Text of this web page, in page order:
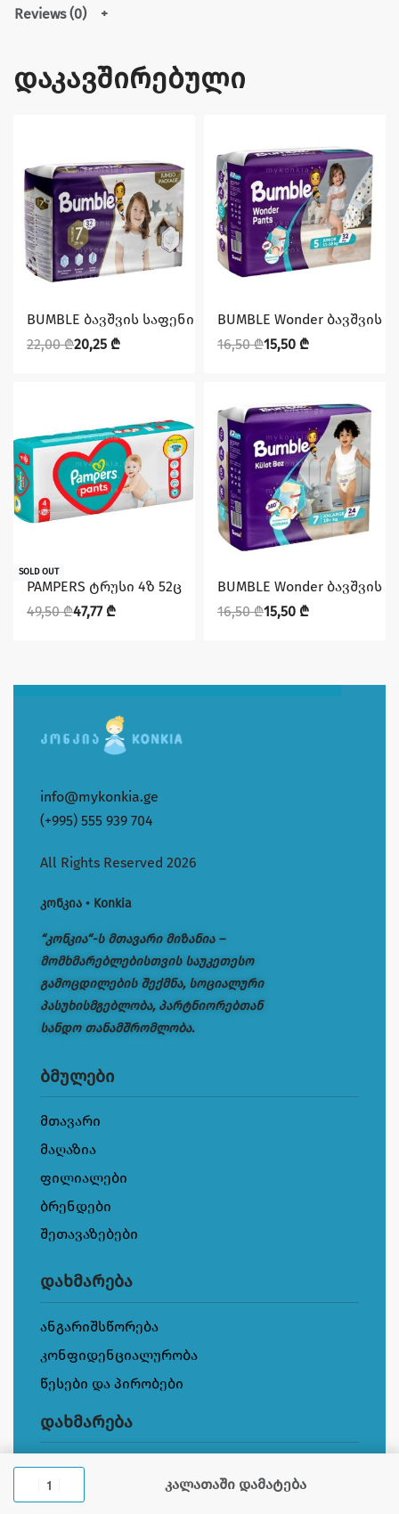
Reviews (0)
დაკავშირებული
BUMBLE ბავშვის საფენი N7 (19 +) 32ც
22,00₾20,25 ₾
BUMBLE Wonder ბავშვის
16,50₾15,50 ₾
დაზოგე 1,73 ₾
SOLD OUT
PAMPERS ტრუსი 4ზ 52ც
49,50₾47,77 ₾
BUMBLE Wonder ბავშვის
16,50₾15,50 ₾
info@mykonkia.ge
(+995) 555 939 704
All Rights Reserved 2026
კონკია • Konkia
“კონკია“-ს მთავარი მიზანია –
მომხმარებლებისთვის საუკეთესო
გამოცდილების შექმნა, სოციალური
პასუხისმგებლობა, პარტნიორებთან
სანდო თანამშრომლობა.
ბმულები
მთავარი
მაღაზია
ფილიალები
ბრენდები
შეთავაზებები
დახმარება
ანგარიშსწორება
კონფიდენციალურობა
წესები და პირობები
დახმარება
ჩვენს შესახებ
კონტაქტი
კალათაში დამატება